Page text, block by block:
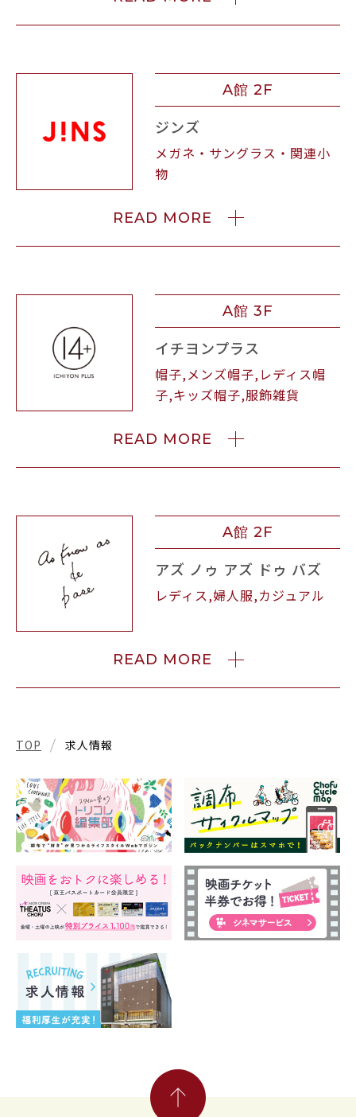
A館 2F
ジンズ
メガネ・サングラス・関連小
物
READ MORE
A館 3F
イチヨンプラス
帽子,メンズ帽子,レディス帽
子,キッズ帽子,服飾雑貨
READ MORE
A館 2F
アズ ノゥ アズ ドゥ バズ
レディス,婦人服,カジュアル
READ MORE
TOP 求人情報